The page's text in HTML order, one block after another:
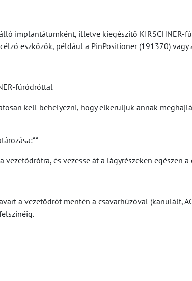
implantátumként, illetve kiegészítő
eszközök, például a PinPositioner (191370)
fúródróttal
kell behelyezni, hogy elkerüljük annak
vezetődrótra, és vezesse át a lágyrészeken
a vezetődrót mentén a csavarhúzóval (kanülált,